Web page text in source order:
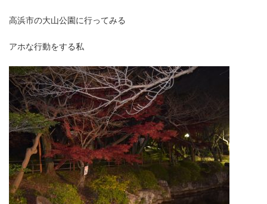
高浜市の大山公園に行ってみる
アホな行動をする私